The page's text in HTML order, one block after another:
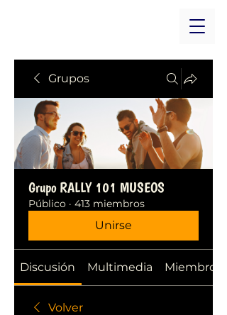
Grupos
Grupo RALLY 101 MUSEOS
Público · 413 miembros
Unirse
Discusión Multimedia Miembros
Volver